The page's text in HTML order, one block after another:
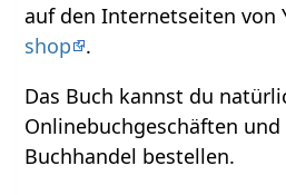
auf den Internetseiten von
shop
.
Das Buch kannst du
Onlinebuchgeschäften
Buchhandel bestellen.